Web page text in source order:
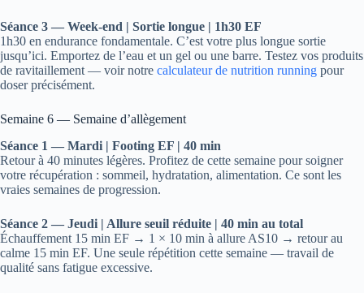
Séance 3 — Week-end | Sortie longue | 1h30 EF
1h30 en endurance fondamentale. C’est votre plus longue sortie
jusqu’ici. Emportez de l’eau et un gel ou une barre. Testez vos produits
de ravitaillement — voir notre calculateur de nutrition running pour
doser précisément.
Semaine 6 — Semaine d’allègement
Séance 1 — Mardi | Footing EF | 40 min
Retour à 40 minutes légères. Profitez de cette semaine pour soigner
votre récupération : sommeil, hydratation, alimentation. Ce sont les
vraies semaines de progression.
Séance 2 — Jeudi | Allure seuil réduite | 40 min au total
Échauffement 15 min EF → 1 × 10 min à allure AS10 → retour au
calme 15 min EF. Une seule répétition cette semaine — travail de
qualité sans fatigue excessive.